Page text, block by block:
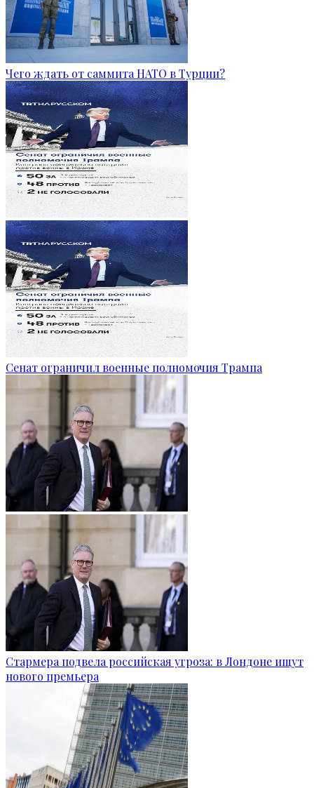
Чего ждать от саммита НАТО в Турции?
Сенат ограничил военные полномочия Трампа
Стармера подвела российская угроза: в Лондоне ищут
нового премьера